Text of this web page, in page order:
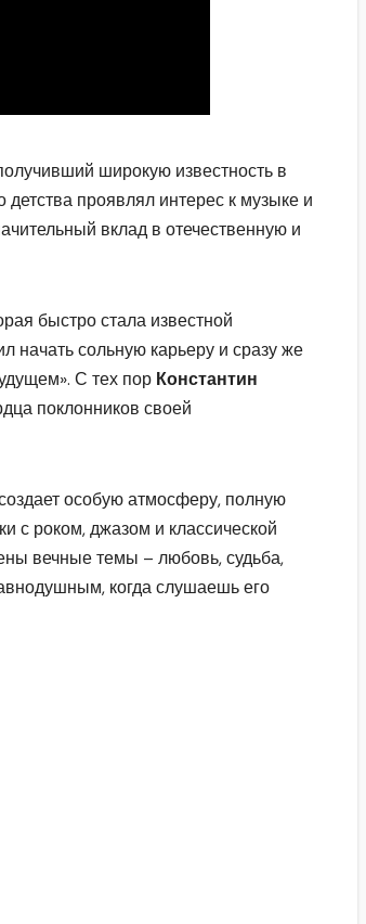
широкую известность в
проявлял интерес к музыке и
вклад в отечественную и
быстро стала известной
начать сольную карьеру и сразу же
С тех пор Константин
поклонников своей
особую атмосферу, полную
с роком, джазом и классической
вечные темы – любовь, судьба,
когда слушаешь его